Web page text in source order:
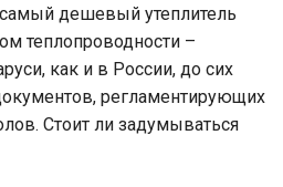
дешевый утеплитель
теплопроводности –
как и в России, до сих
регламентирующих
Стоит ли задумываться